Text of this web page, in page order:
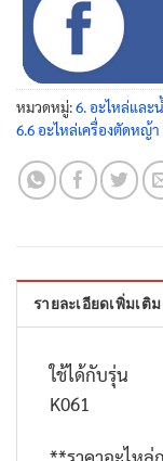
หมวดหมู่:6. อะไหล่และ
6.6 อะไหล่เครื่องตัดหญ้า
รายละเอียดเพิ่มเติม
ใช้ได้กับรุ่น
K061